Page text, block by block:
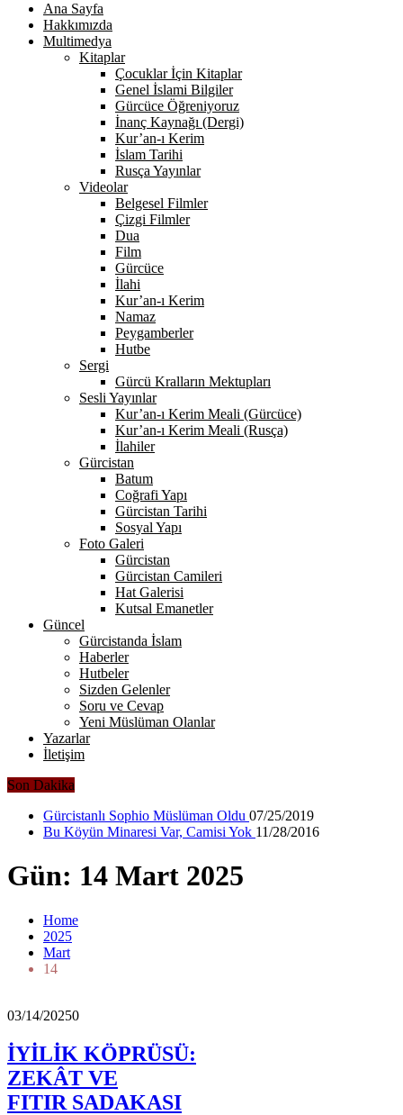
Ana Sayfa
Hakkımızda
Multimedya
Kitaplar
Çocuklar İçin Kitaplar
Genel İslami Bilgiler
Gürcüce Öğreniyoruz
İnanç Kaynağı (Dergi)
Kur’an-ı Kerim
İslam Tarihi
Rusça Yayınlar
Videolar
Belgesel Filmler
Çizgi Filmler
Dua
Film
Gürcüce
İlahi
Kur’an-ı Kerim
Namaz
Peygamberler
Hutbe
Sergi
Gürcü Kralların Mektupları
Sesli Yayınlar
Kur’an-ı Kerim Meali (Gürcüce)
Kur’an-ı Kerim Meali (Rusça)
İlahiler
Gürcistan
Batum
Coğrafi Yapı
Gürcistan Tarihi
Sosyal Yapı
Foto Galeri
Gürcistan
Gürcistan Camileri
Hat Galerisi
Kutsal Emanetler
Güncel
Gürcistanda İslam
Haberler
Hutbeler
Sizden Gelenler
Soru ve Cevap
Yeni Müslüman Olanlar
Yazarlar
İletişim
Son Dakika
Gürcistanlı Sophio Müslüman Oldu 07/25/2019
Bu Köyün Minaresi Var, Camisi Yok 11/28/2016
Gün: 14 Mart 2025
Home
2025
Mart
14
03/14/20250
İYİLİK KÖPRÜSÜ:
ZEKÂT VE
FITIR SADAKASI